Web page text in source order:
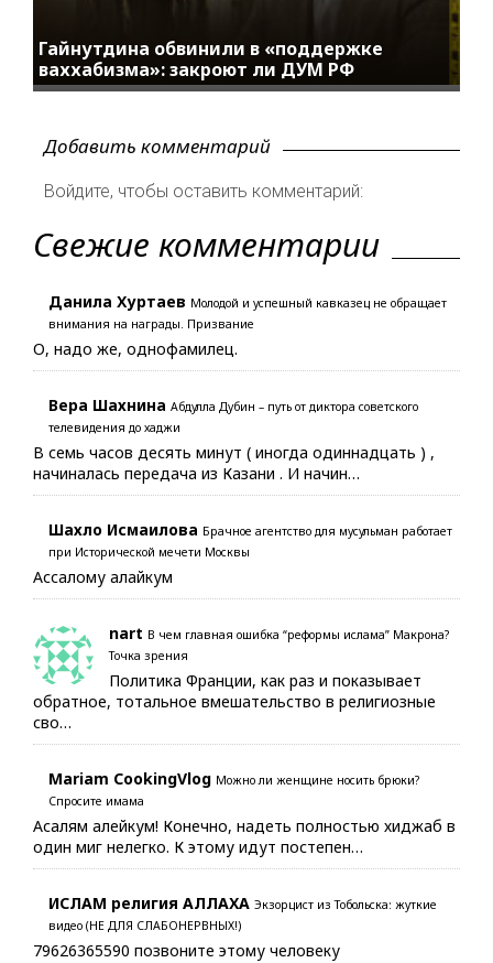
Гайнутдина обвинили в «поддержке
ваххабизма»: закроют ли ДУМ РФ
Добавить комментарий
Войдите, чтобы оставить комментарий:
Свежие комментарии
Данила Хуртаев Молодой и успешный кавказец не обращает
внимания на награды. Призвание
О, надо же, однофамилец.
Вера Шахнина Абдулла Дубин – путь от диктора советского
телевидения до хаджи
В семь часов десять минут ( иногда одиннадцать ) ,
начиналась передача из Казани . И начин…
Шахло Исмаилова Брачное агентство для мусульман работает
при Исторической мечети Москвы
Ассалому алайкум
nart В чем главная ошибка “реформы ислама” Макрона?
Точка зрения
Политика Франции, как раз и показывает
обратное, тотальное вмешательство в религиозные
сво…
Mariam CookingVlog Можно ли женщине носить брюки?
Спросите имама
Асалям алейкум! Конечно, надеть полностью хиджаб в
один миг нелегко. К этому идут постепен…
ИСЛАМ религия АЛЛАХА Экзорцист из Тобольска: жуткие
видео (НЕ ДЛЯ СЛАБОНЕРВНЫХ!)
79626365590 позвоните этому человеку